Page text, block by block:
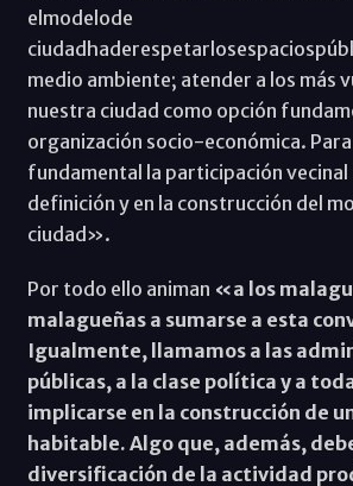
elmodelode
medio ambiente; atender a los más
nuestra ciudad como opción
organización socio-económica. Para
fundamental la participación vecinal
definición y en la construcción del
ciudad».
Por todo ello animan «a los
malagueñas a sumarse a esta
Igualmente, llamamos a las
públicas, a la clase política y a
implicarse en la construcción de
habitable. Algo que, además,
diversificación de la actividad